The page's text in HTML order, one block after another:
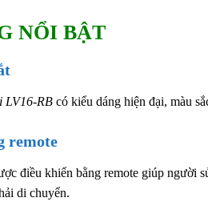
NỔI BẬT
LV16-RB có kiểu dáng hiện đại, màu
remote
điều khiển bằng remote giúp người
di chuyển.